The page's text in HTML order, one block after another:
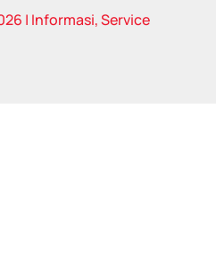
| Informasi,Service